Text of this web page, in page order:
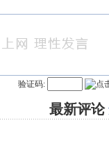
验证码:
最新评论